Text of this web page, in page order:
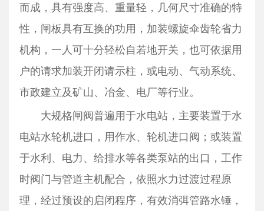
而成，具有强度高、重量轻，几何尺寸准确的特
性，闸板具有互换的功用，加装螺旋伞齿轮省力
机构，一人可十分轻松自若地开关，也可依据用
户的请求加装开闭请示柱，或电动、气动系统、
市政建立及矿山、冶金、电厂等行业。
大规格闸阀普遍用于水电站，主要装置于水
电站水轮机进口，用作水、轮机进口阀；或装置
于水利、电力、给排水等各类泵站的出口，工作
时阀门与管道主机配合，依照水力过渡过程原
理，经过预设的启闭程序，有效消弭管路水锤，